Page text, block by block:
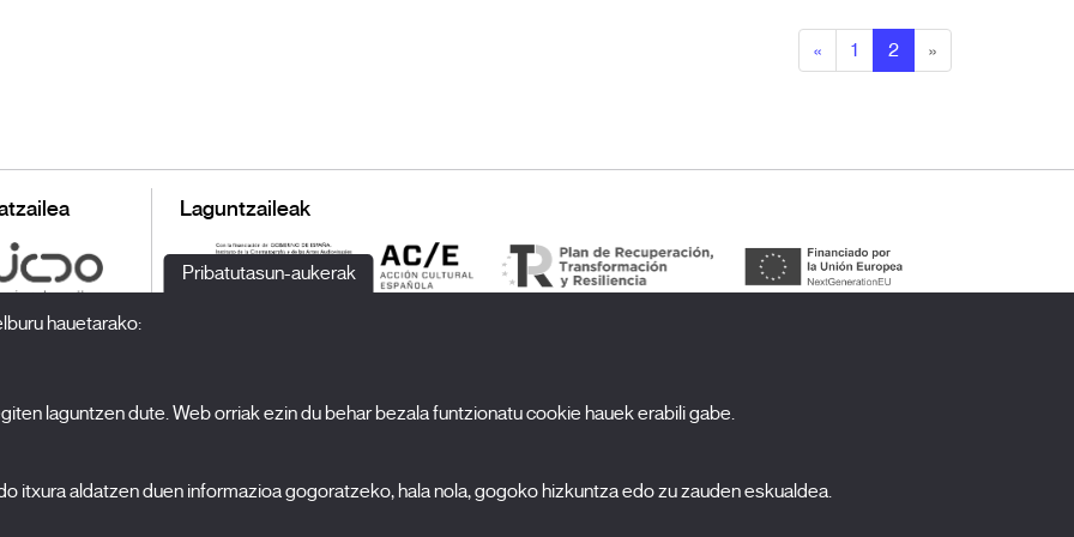
« 1 2 »
Laguntzaileak
Albisteak
Pribatutasun-aukerak
hauetarako:
laguntzen dute. Web orriak ezin du behar bezala funtzionatu cookie hauek erabili gabe.
itxura aldatzen duen informazioa gogoratzeko, hala nola, gogoko hizkuntza edo zu zauden eskualdea.